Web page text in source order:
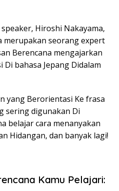
Hiroshi Nakayama,
merupakan seorang expert
Berencana mengajarkan
bahasa Jepang Didalam
yang Berorientasi Ke frasa
sering digunakan Di
belajar cara menanyakan
Hidangan, dan banyak lagi!
Kamu Pelajari: